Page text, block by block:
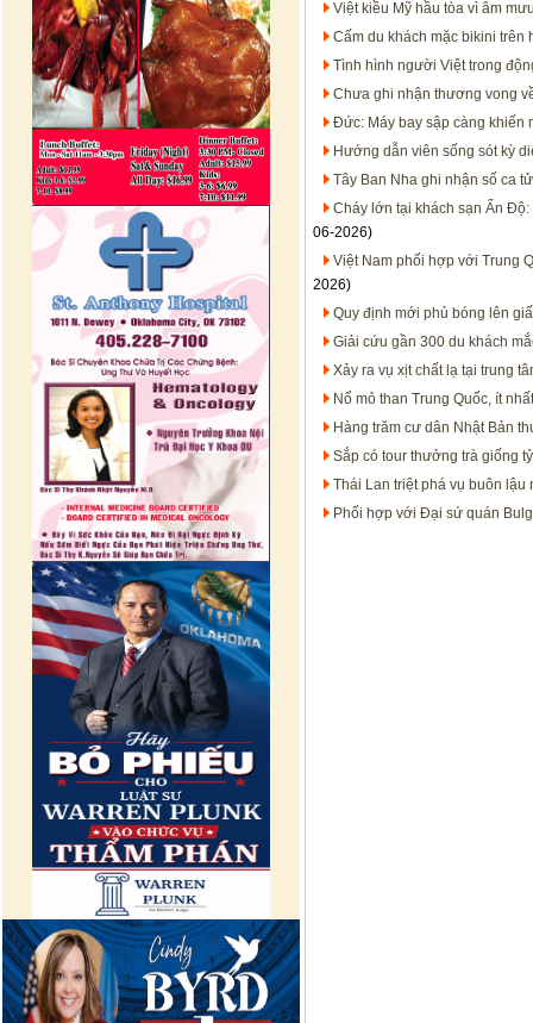
Việt kiều Mỹ hầu tòa vì âm
Cấm du khách mặc bikini trên
Tình hình người Việt trong
Chưa ghi nhận thương vong
Đức: Máy bay sập càng khiến
Hướng dẫn viên sống sót kỳ
Tây Ban Nha ghi nhận số ca
Cháy lớn tại khách sạn Ấn
06-2026)
Việt Nam phối hợp với Trung
2026)
Quy định mới phủ bóng lên
Giải cứu gần 300 du khách
Xảy ra vụ xịt chất lạ tại trung
Nổ mỏ than Trung Quốc, ít
Hàng trăm cư dân Nhật Bản
Sắp có tour thưởng trà giống
Thái Lan triệt phá vụ buôn lậu
Phối hợp với Đại sứ quán